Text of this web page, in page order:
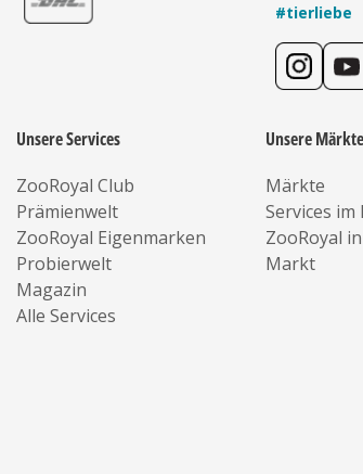
#tierliebe
Unsere Services
ZooRoyal Club
Prämienwelt
ZooRoyal Eigenmarken
Probierwelt
Magazin
Alle Services
Unsere Märkte
Märkte
Services
ZooRoyal
Markt